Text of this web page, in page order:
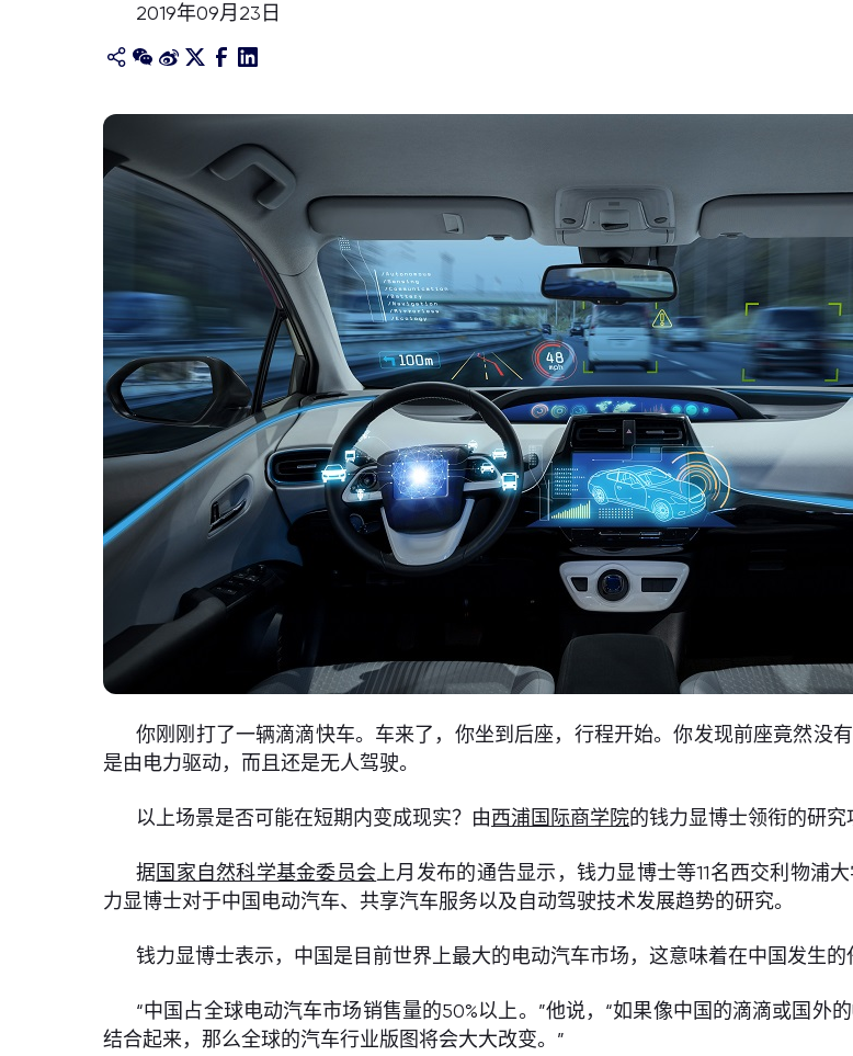
2019年09月23日
你刚刚打了一辆滴滴快车。车来了，你坐到后座，行程开始。你发现前座竟然没
是由电力驱动，而且还是无人驾驶。
以上场景是否可能在短期内变成现实？由西浦国际商学院的钱力显博士领衔的研究
据国家自然科学基金委员会 上月发布的通告显示，钱力显博士等11名西交利物
力显博士对于中国电动汽车、共享汽车服务以及自动驾驶技术发展趋势的研究。
钱力显博士表示，中国是目前世界上最大的电动汽车市场，这意味着在中国发生的
“中国占全球电动汽车市场销售量的50%以上。”他说，“如果像中国的滴滴或国
结合起来，那么全球的汽车行业版图将会大大改变。”